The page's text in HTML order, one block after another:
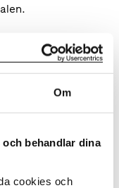
Om
behandlar dina
cookies och
Kontor